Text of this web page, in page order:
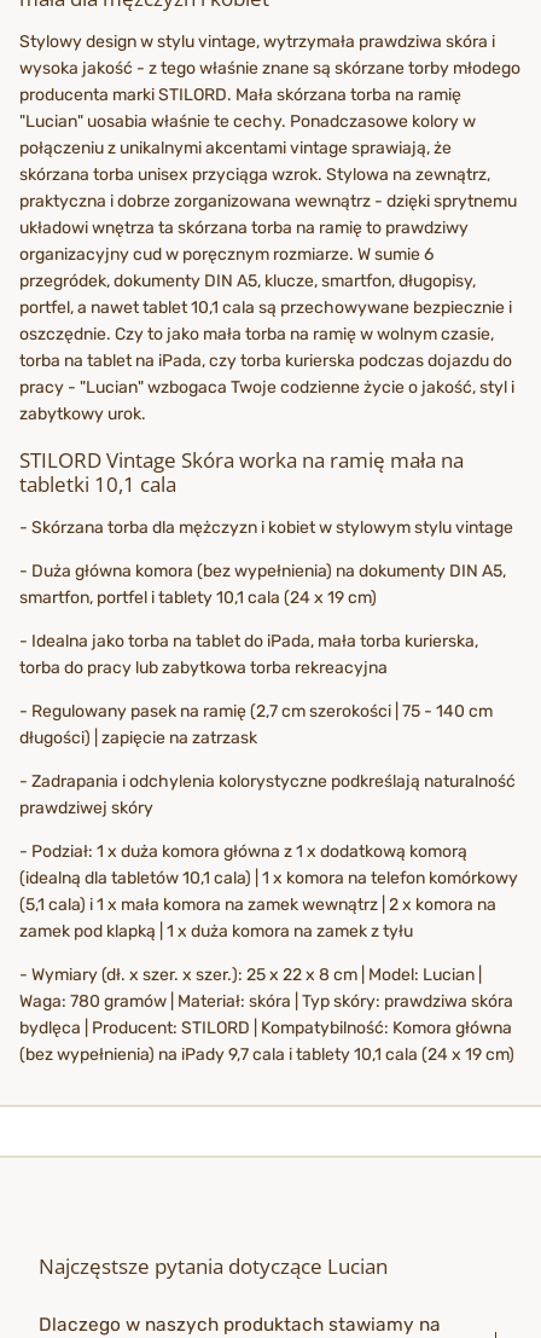
Stylowy design w stylu vintage, wytrzymała prawdziwa skóra i
wysoka jakość - z tego właśnie znane są skórzane torby młodego
producenta marki STILORD. Mała skórzana torba na ramię
"Lucian" uosabia właśnie te cechy. Ponadczasowe kolory w
połączeniu z unikalnymi akcentami vintage sprawiają, że
skórzana torba unisex przyciąga wzrok. Stylowa na zewnątrz,
praktyczna i dobrze zorganizowana wewnątrz - dzięki sprytnemu
układowi wnętrza ta skórzana torba na ramię to prawdziwy
organizacyjny cud w poręcznym rozmiarze. W sumie 6
przegródek, dokumenty DIN A5, klucze, smartfon, długopisy,
portfel, a nawet tablet 10,1 cala są przechowywane bezpiecznie i
oszczędnie. Czy to jako mała torba na ramię w wolnym czasie,
torba na tablet na iPada, czy torba kurierska podczas dojazdu do
pracy - "Lucian" wzbogaca Twoje codzienne życie o jakość, styl i
zabytkowy urok.
STILORD Vintage Skóra worka na ramię mała na
tabletki 10,1 cala
- Skórzana torba dla mężczyzn i kobiet w stylowym stylu vintage
- Duża główna komora (bez wypełnienia) na dokumenty DIN A5,
smartfon, portfel i tablety 10,1 cala (24 x 19 cm)
- Idealna jako torba na tablet do iPada, mała torba kurierska,
torba do pracy lub zabytkowa torba rekreacyjna
- Regulowany pasek na ramię (2,7 cm szerokości | 75 - 140 cm
długości) | zapięcie na zatrzask
- Zadrapania i odchylenia kolorystyczne podkreślają naturalność
prawdziwej skóry
- Podział: 1 x duża komora główna z 1 x dodatkową komorą
(idealną dla tabletów 10,1 cala) | 1 x komora na telefon komórkowy
(5,1 cala) i 1 x mała komora na zamek wewnątrz | 2 x komora na
zamek pod klapką | 1 x duża komora na zamek z tyłu
- Wymiary (dł. x szer. x szer.): 25 x 22 x 8 cm | Model: Lucian |
Waga: 780 gramów | Materiał: skóra | Typ skóry: prawdziwa skóra
bydlęca | Producent: STILORD | Kompatybilność: Komora główna
(bez wypełnienia) na iPady 9,7 cala i tablety 10,1 cala (24 x 19 cm)
Najczęstsze pytania dotyczące Lucian
Dlaczego w naszych produktach stawiamy na